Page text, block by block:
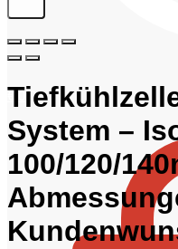
€ 0,00
System –
100/120/